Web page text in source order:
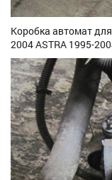
Коробка автомат
2004 ASTRA 1995-